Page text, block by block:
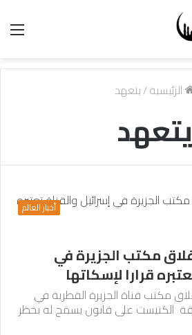
الرئيسية/يتعهد
يتعهد
أخبار العالم
مكتب الجزيرة في
قرارا لإسكاتها
مكتب قناة الجزيرة القطرية في
الكنيست على قانون يسمح له بحظر